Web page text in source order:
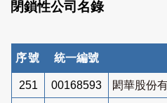
閉鎖性公司名錄
序號 統一編號
251 00168593 閎華股份